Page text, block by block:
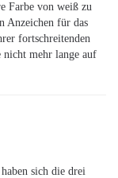
Farbe von weiß zu
Anzeichen für das
fortschreitenden
mehr lange auf
sich die drei